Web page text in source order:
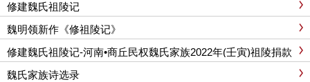
修建魏氏祖陵记
魏明领新作《修祖陵记》
修建魏氏祖陵记-河南•商丘民权魏氏家族2022年(壬寅)祖陵捐款
功德榜
魏氏家族诗选录